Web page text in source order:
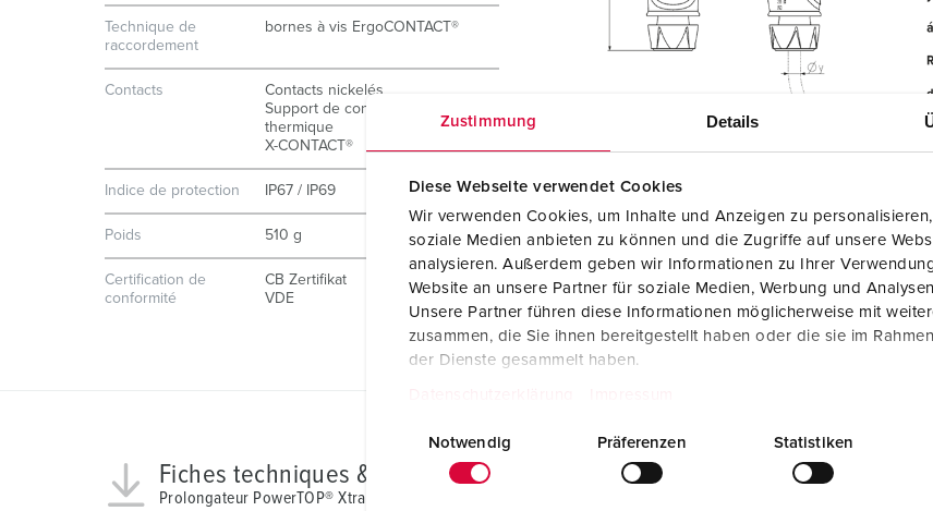
Zustimmung Details
Diese Webseite verwendet Cookies
Wir verwenden Cookies, um Inhalte und Anzeigen zu
soziale Medien anbieten zu können und die Zugriffe auf unsere
analysieren. Außerdem geben wir Informationen zu Ihrer
Website an unsere Partner für soziale Medien, Werbung und
Unsere Partner führen diese Informationen möglicherweise mit
zusammen, die Sie ihnen bereitgestellt haben oder die sie im
der Dienste gesammelt haben.
Notwendig Präferenzen Statistiken
Technique de
raccordement
bornes à vis ErgoCONTACT®
Contacts
Contacts nickelés
Support de contacts à haute tenue
thermique
X-CONTACT®
Indice de protection IP67 / IP69
Poids 510 g
Certification de
conformité
CB Zertifikat
VDE
Fiches techniques & téléchargements
Prolongateur PowerTOP® Xtra R avec ErgoCONTACT® 14682